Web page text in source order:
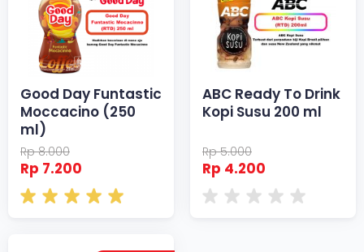
Good Day Funtastic
Moccacino (250
ml)
Rp 8.000
Rp 7.200
ABC Ready To Drink
Kopi Susu 200 ml
Rp 5.000
Rp 4.200